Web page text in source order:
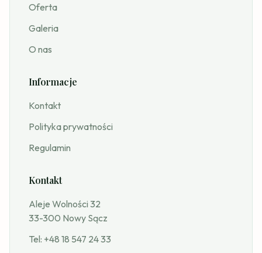
Oferta
Galeria
O nas
Informacje
Kontakt
Polityka prywatności
Regulamin
Kontakt
Aleje Wolności 32
33-300 Nowy Sącz
Tel: +48 18 547 24 33